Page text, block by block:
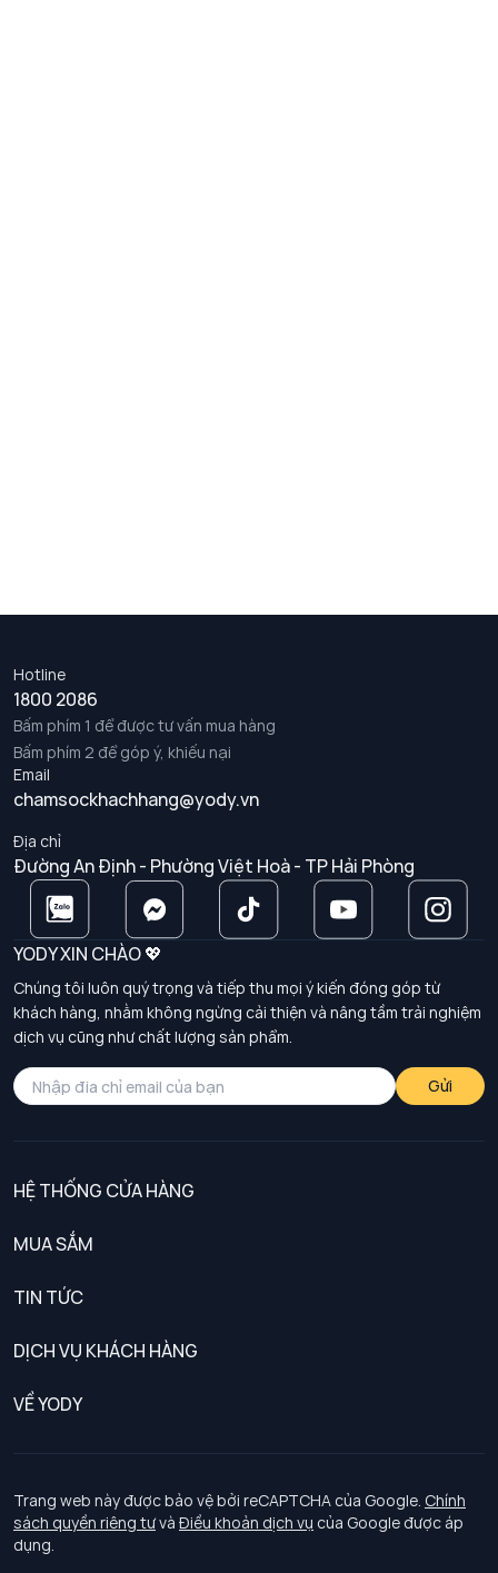
Hotline
1800 2086
Bấm phím 1 để được tư vấn mua hàng
Bấm phím 2 để góp ý, khiếu nại
Email
chamsockhachhang@yody.vn
Địa chỉ
Đường An Định - Phường Việt Hoà - TP Hải Phòng
YODY XIN CHÀO 💖
Chúng tôi luôn quý trọng và tiếp thu mọi ý kiến đóng góp từ
khách hàng, nhằm không ngừng cải thiện và nâng tầm trải nghiệm
dịch vụ cũng như chất lượng sản phẩm.
Gửi
HỆ THỐNG CỬA HÀNG
MUA SẮM
TIN TỨC
DỊCH VỤ KHÁCH HÀNG
Chính sách khách hàng thân thiết
Chính sách bảo vệ dữ liệu cá nhân
Chính sách thanh toán, giao nhận
VỀ YODY
Tuyển dụng
Trang web này được bảo vệ bởi reCAPTCHA của Google. Chính
sách quyền riêng tưvà Điều khoản dịch vụ của Google được áp
dụng.